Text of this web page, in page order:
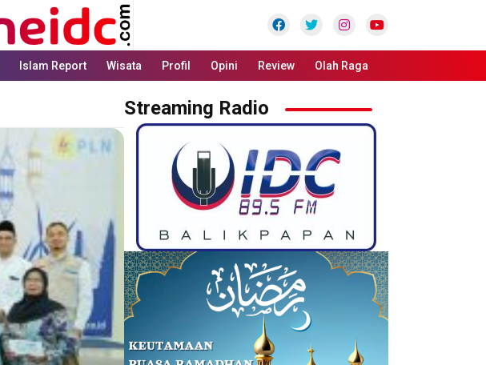
FacebookTwitter InstagramYoutube
Islam Report Wisata Profil Opini Review Olah Raga
Streaming Radio